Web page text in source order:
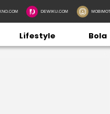
DEWIKU.COM
Lifestyle Bola